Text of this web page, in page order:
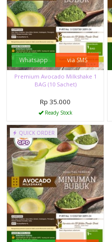
Whatsapp via SMS
Premium Avocado Milkshake 1
BAG (10 Sachet)
Rp 35.000
Ready Stock
QUICK ORDER